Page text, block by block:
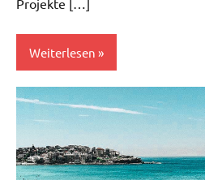
Weiterlesen
Über
uns